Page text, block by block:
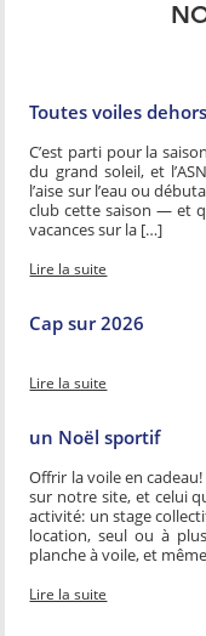
Toutes voiles
C’est parti pour la
du grand soleil, et
l’aise sur l’eau ou
club cette saison — et
vacances sur la […]
Lire la suite
Cap sur 2026
Lire la suite
un Noël sportif
Offrir la voile en
sur notre site, et celui
activité: un stage
location, seul ou à
planche à voile, et
Lire la suite